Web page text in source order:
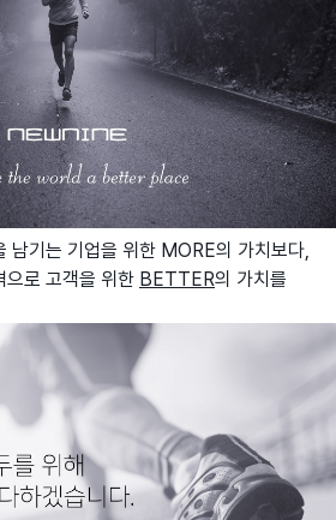
남기는 기업을 위한 MORE의 가치보다,
으로 고객을 위한 BETTER의 가치를